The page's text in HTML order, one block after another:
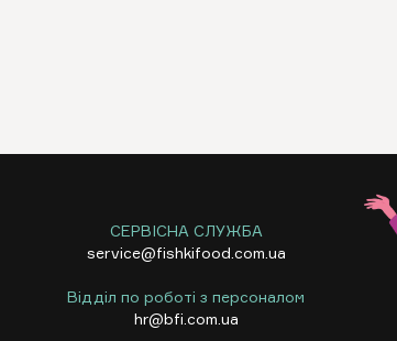
СЕРВІСНА СЛУЖБА
service@fishkifood.com.ua
Відділ по роботі з персоналом
hr@bfi.com.ua